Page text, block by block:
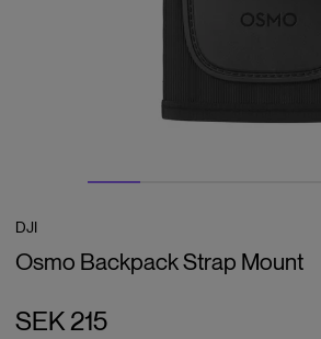
DJI
Osmo Backpack Strap Mount
SEK 215